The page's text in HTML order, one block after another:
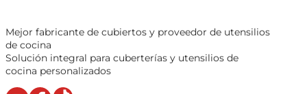
Mejor fabricante de cubiertos y proveedor de utensilios
de cocina
Solución integral para cuberterías y utensilios de
cocina personalizados